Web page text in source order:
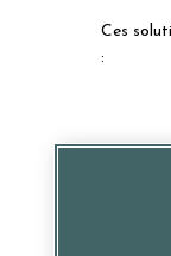
Ces
: